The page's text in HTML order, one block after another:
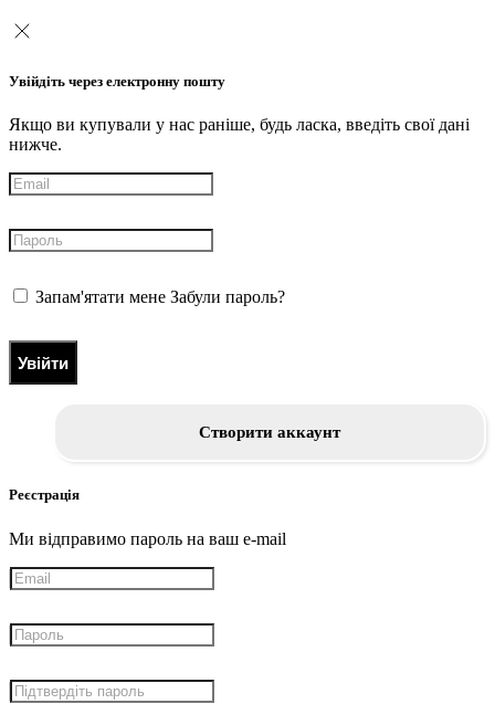
Увійдіть через електронну пошту
Якщо ви купували у нас раніше, будь ласка, введіть свої дані
нижче.
Запам'ятати мене Забули пароль?
Увійти
Створити аккаунт
Реєстрація
Ми відправимо пароль на ваш e-mail